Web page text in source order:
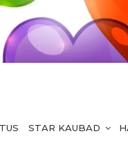
STAR KAUBAD